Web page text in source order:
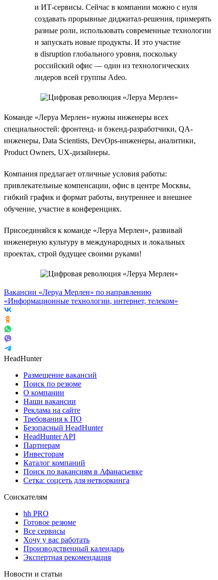
и ИТ-сервисы. Сейчас в компании можно с нуля
создавать прорывные диджитал-решения, примерять
разные роли, использовать современные технологии
и запускать новые продукты. И это участие
в disruption глобального уровня, поскольку
российский офис — один из технологических
лидеров всей группы Adeo.
Команде «Леруа Мерлен» нужны инженеры всех
специальностей: фронтенд- и бэкенд-разработчики, QA-
инженеры, Data Scientists, DevOps-инженеры, аналитики,
Product Owners, UX-дизайнеры.
Компания предлагает отличные условия работы:
привлекательные компенсации, офис в центре Москвы,
гибкий график и формат работы, внутреннее и внешнее
обучение, участие в конференциях.
Присоединяйся к команде «Леруа Мерлен», развивай
инженерную культуру в международных и локальных
проектах, строй будущее своими руками!
Вакансии «Леруа Мерлен» по направлению
«Информационные технологии, интернет, телеком»
HeadHunter
Размещение вакансий
Поиск по резюме
О компании
Наши вакансии
Реклама на сайте
Требования к ПО
Безопасный HeadHunter
HeadHunter API
Партнерам
Инвесторам
Каталог компаний
Поиск по вакансиям в Афанасьевке
Сетка: соцсеть для нетворкинга
Соискателям
hh PRO
Готовое резюме
Все сервисы
Хочу у вас работать
Производственный календарь
Экспертная рекомендация
Новости и статьи